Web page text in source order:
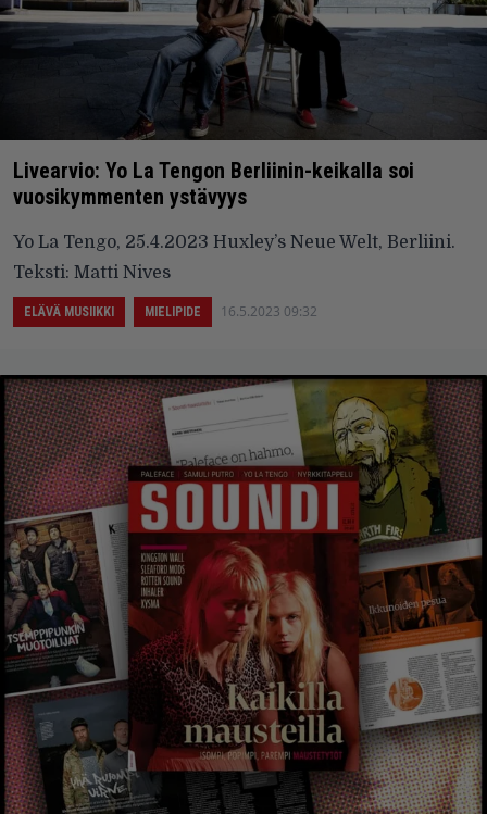
Livearvio: Yo La Tengon Berliinin-keikalla soi
vuosikymmenten ystävyys
Yo La Tengo, 25.4.2023 Huxley’s Neue Welt, Berliini.
Teksti: Matti Nives
ELÄVÄ MUSIIKKI MIELIPIDE 16.5.2023 09:32